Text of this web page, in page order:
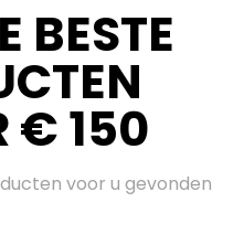
BESTE
€ 150
voor u gevonden